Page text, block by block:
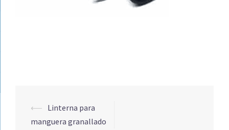
Navegación
de
⟵ Linterna para
manguera granallado